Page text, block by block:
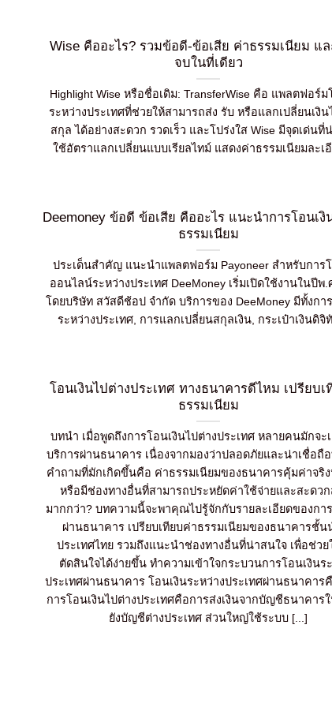
Wise คืออะไร? รวมข้อดี-ข้อเสีย ค่าธรรมเนียม แ
จบในที่เดียว
Highlight Wise หรือชื่อเดิม: TransferWise คือ แพลตฟอร์ม
ระหว่างประเทศที่ช่วยให้สามารถส่ง รับ หรือแลกเปลี่ยนเงิน
สกุล ได้อย่างสะดวก รวดเร็ว และโปร่งใส Wise มีจุดเด่นที่
ใช้อัตราแลกเปลี่ยนแบบเรียลไทม์ แสดงค่าธรรมเนียมละเ
Deemoney ข้อดี ข้อเสีย คืออะไร แนะนำการโอนเงิ
ธรรมเนียม
ประเด็นสำคัญ แนะนำแพลตฟอร์ม Payoneer สำหรับการ
ออนไลน์ระหว่างประเทศ DeeMoney เริ่มเปิดใช้งานในปีพ.
โดยบริษัท สวัสดีช้อป จำกัด บริการของ DeeMoney มีทั้งกา
ระหว่างประเทศ, การแลกเปลี่ยนสกุลเงิน, กระเป๋าเงินดิจิ
โอนเงินไปต่างประเทศ ทางธนาคารดีไหม เปรียบเ
ธรรมเนียม
บทนำ เมื่อพูดถึงการโอนเงินไปต่างประเทศ หลายคนมักจะ
บริการผ่านธนาคาร เนื่องจากมองว่าปลอดภัยและน่าเชื่อถื
คำถามที่มักเกิดขึ้นคือ ค่าธรรมเนียมของธนาคารคุ้มค่าจริง
หรือมีช่องทางอื่นที่สามารถประหยัดค่าใช้จ่ายและสะดว
มากกว่า? บทความนี้จะพาคุณไปรู้จักกับรายละเอียดของกา
ผ่านธนาคาร เปรียบเทียบค่าธรรมเนียมของธนาคารชั้น
ประเทศไทย รวมถึงแนะนำช่องทางอื่นที่น่าสนใจ เพื่อช่ว
ตัดสินใจได้ง่ายขึ้น ทำความเข้าใจกระบวนการโอนเงินร
ประเทศผ่านธนาคาร โอนเงินระหว่างประเทศผ่านธนาคาร
การโอนเงินไปต่างประเทศคือการส่งเงินจากบัญชีธนาคาร
ยังบัญชีต่างประเทศ ส่วนใหญ่ใช้ระบบ [...]